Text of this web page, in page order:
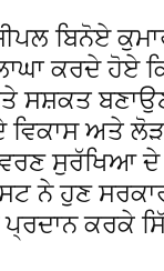
ਬਿਨੋਏ
ਕਰਦੇ ਹੋਏ
ਸਸ਼ਕਤ
ਅਤੇ
ਸੁਰੱਖਿਆ
ਨੇ ਹੁਣ
ਪ੍ਰਦਾਨ ਕਰਕੇ